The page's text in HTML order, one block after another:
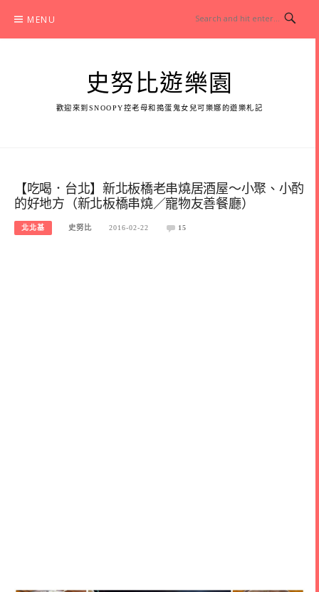
content
MENU
史努比遊樂園
歡迎來到SNOOPY控老母和搗蛋鬼女兒可樂娜的遊樂札記
【吃喝．台北】新北板橋老串燒居酒屋～小聚、小酌
的好地方（新北板橋串燒／寵物友善餐廳）
北北基 史努比 2016-02-22 15